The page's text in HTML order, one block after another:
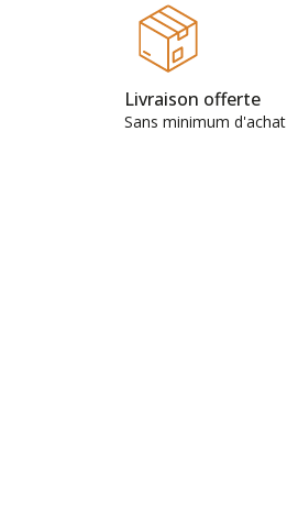
Livraison offerte
Sans minimum d'achat